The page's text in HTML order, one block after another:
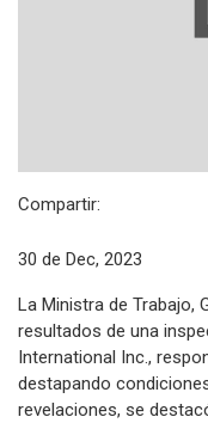
Compartir:
30 de Dec, 2023
La Ministra de Trabajo,
resultados de una
International Inc.,
destapando
revelaciones, se